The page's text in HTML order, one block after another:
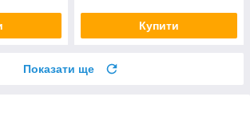
Купити
Показати ще